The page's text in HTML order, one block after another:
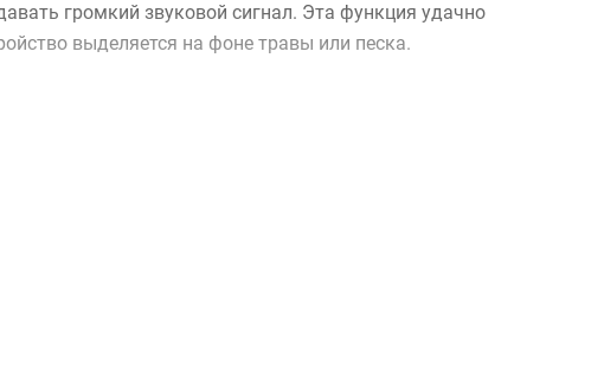
громкий звуковой сигнал. Эта функция удачно
выделяется на фоне травы или песка.
отличаются энергоэффективностью, одной